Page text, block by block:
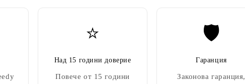
⭐
Над 15 години доверие
Повече от 15 години
🛡️
Гаранция
Законова гаранция,